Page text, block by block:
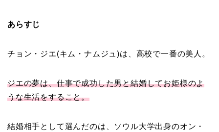
あらすじ
チョン・ジエ(キム・ナムジュ)は、高校で一番の美人。
ジエの夢は、仕事で成功した男と結婚してお姫様のよ
うな生活をすること。
結婚相手として選んだのは、ソウル大学出身のオン・